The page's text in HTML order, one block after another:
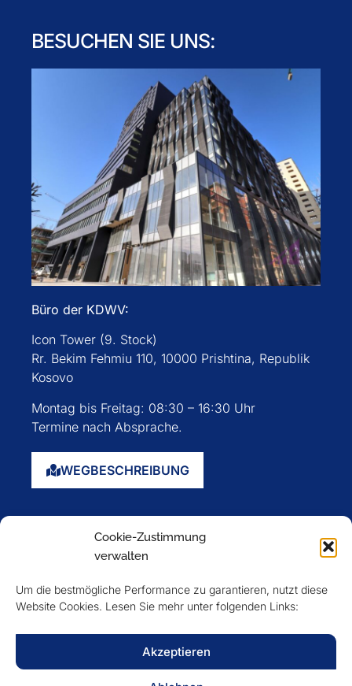
Cookie-Zustimmung
verwalten
Um die bestmögliche Performance zu garantieren, nutzt diese
Website Cookies. Lesen Sie mehr unter folgenden Links:
Akzeptieren
BESUCHEN SIE UNS:
Büro der KDWV:
Icon Tower (9. Stock)
Rr. Bekim Fehmiu 110, 10000 Prishtina, Republik
Kosovo
Montag bis Freitag: 08:30 – 16:30 Uhr
Termine nach Absprache.
WEGBESCHREIBUNG
Mitglieder
VERFOLGEN SIE UNS